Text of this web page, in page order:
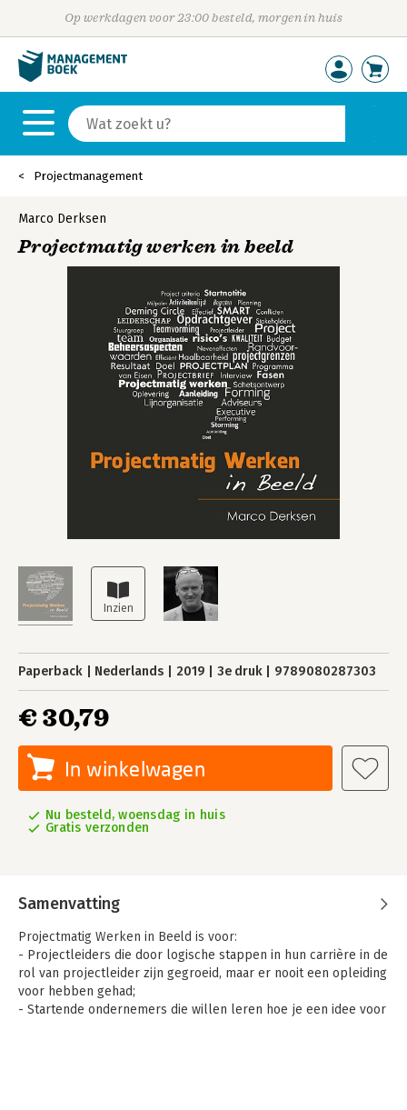
Op werkdagen voor 23:00 besteld, morgen in huis
Projectmanagement
Marco Derksen
Projectmatig werken in beeld
Paperback Nederlands 2019 3e druk 9789080287303
€ 30,79
In winkelwagen
Nu besteld, woensdag in huis
Gratis verzonden
Samenvatting
Projectmatig Werken in Beeld is voor:
- Projectleiders die door logische stappen in hun carrière in de
rol van projectleider zijn gegroeid, maar er nooit een opleiding
voor hebben gehad;
- Startende ondernemers die willen leren hoe je een idee voor